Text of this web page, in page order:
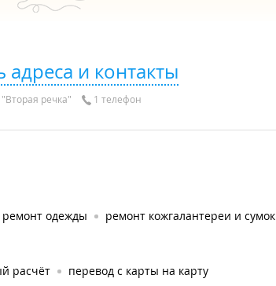
адреса и контакты
речка" 1 телефон
одежды
ремонт кожгалантереи и сумок
расчёт перевод с карты на карту